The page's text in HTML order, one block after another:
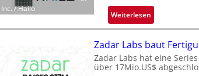
i
g
t
s
i
c
o
e
ü
b
Inc. / Hailo
Weiterlesen:
M
c
r
Zadar Labs baut
Zadar Labs hat eine
über 17Mio.US$